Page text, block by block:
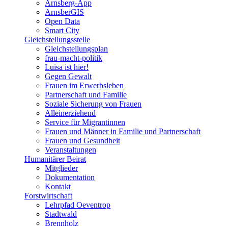
Arnsberg-App
ArnsberGIS
Open Data
Smart City
Gleichstellungsstelle
Gleichstellungsplan
frau-macht-politik
Luisa ist hier!
Gegen Gewalt
Frauen im Erwerbsleben
Partnerschaft und Familie
Soziale Sicherung von Frauen
Alleinerziehend
Service für Migrantinnen
Frauen und Männer in Familie und Partnerschaft
Frauen und Gesundheit
Veranstaltungen
Humanitärer Beirat
Mitglieder
Dokumentation
Kontakt
Forstwirtschaft
Lehrpfad Oeventrop
Stadtwald
Brennholz